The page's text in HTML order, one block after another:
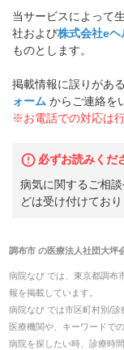
当サービスによって
社および株式会社eヘ
ものとします。
掲載情報に誤りがあ
ォーム からご連絡を
※お電話での対応は
必ずお読みくだ
病気に関するご相
どは受け付けており
調布市の医療法人社団大坪
病院なび では、 東京都調布
報を掲載しています。
病院なび では市区町村別/
医療機関や、キーワードで
病院を探したい時、診療時